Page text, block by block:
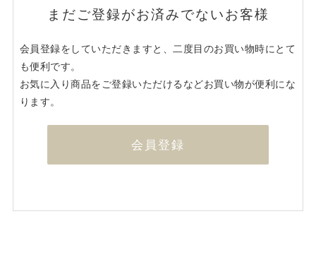
まだご登録がお済みでないお客様
会員登録をしていただきますと、二度目のお買い物時にとて
も便利です。
お気に入り商品をご登録いただけるなどお買い物が便利にな
ります。
会員登録